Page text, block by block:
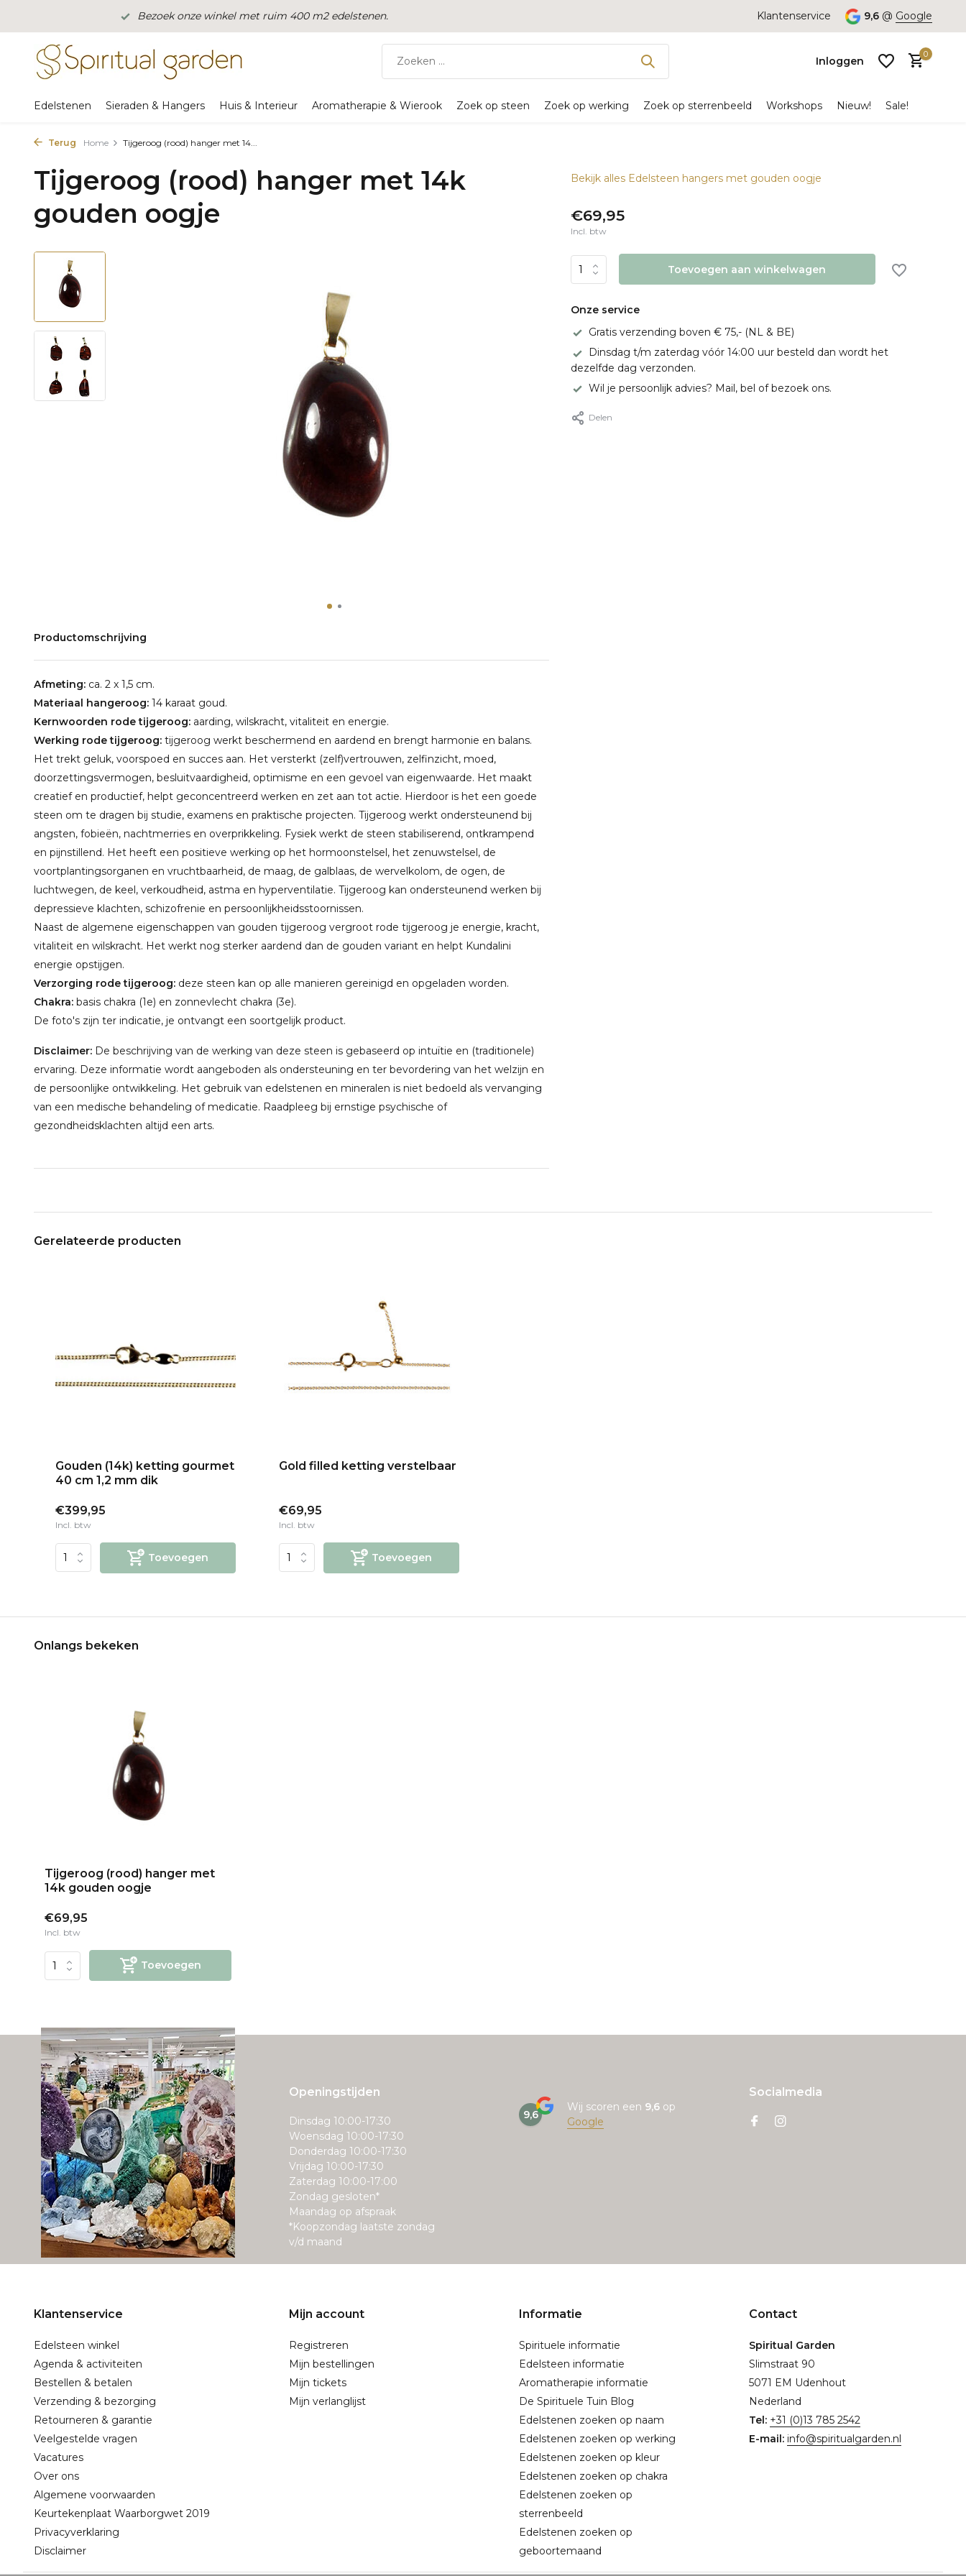
Bezoek onze winkel met ruim 400 m2 edelstenen. Klantenservice 9,6 @ Google
Inloggen
Account
0
Edelstenen Sieraden & Hangers Huis & Interieur Aromatherapie & Wierook Zoek op steen Zoek op werking Zoek op sterrenbeeld Workshops Nieuw! Sale!
Terug Home Tijgeroog (rood) hanger met 14...
Tijgeroog (rood) hanger met 14k
gouden oogje
Productomschrijving
Afmeting: ca. 2 x 1,5 cm.
Materiaal hangeroog: 14 karaat goud.
Kernwoorden rode tijgeroog: aarding, wilskracht, vitaliteit en energie.
Werking rode tijgeroog: tijgeroog werkt beschermend en aardend en brengt harmonie en balans.
Het trekt geluk, voorspoed en succes aan. Het versterkt (zelf)vertrouwen, zelfinzicht, moed,
doorzettingsvermogen, besluitvaardigheid, optimisme en een gevoel van eigenwaarde. Het maakt
creatief en productief, helpt geconcentreerd werken en zet aan tot actie. Hierdoor is het een goede
steen om te dragen bij studie, examens en praktische projecten. Tijgeroog werkt ondersteunend bij
angsten, fobieën, nachtmerries en overprikkeling. Fysiek werkt de steen stabiliserend, ontkrampend
en pijnstillend. Het heeft een positieve werking op het hormoonstelsel, het zenuwstelsel, de
voortplantingsorganen en vruchtbaarheid, de maag, de galblaas, de wervelkolom, de ogen, de
luchtwegen, de keel, verkoudheid, astma en hyperventilatie. Tijgeroog kan ondersteunend werken bij
depressieve klachten, schizofrenie en persoonlijkheidsstoornissen.
Naast de algemene eigenschappen van gouden tijgeroog vergroot rode tijgeroog je energie, kracht,
vitaliteit en wilskracht. Het werkt nog sterker aardend dan de gouden variant en helpt Kundalini
energie opstijgen.
Verzorging rode tijgeroog: deze steen kan op alle manieren gereinigd en opgeladen worden.
Chakra: basis chakra (1e) en zonnevlecht chakra (3e).
De foto's zijn ter indicatie, je ontvangt een soortgelijk product.
Disclaimer: De beschrijving van de werking van deze steen is gebaseerd op intuïtie en (traditionele)
ervaring. Deze informatie wordt aangeboden als ondersteuning en ter bevordering van het welzijn en
de persoonlijke ontwikkeling. Het gebruik van edelstenen en mineralen is niet bedoeld als vervanging
van een medische behandeling of medicatie. Raadpleeg bij ernstige psychische of
gezondheidsklachten altijd een arts.
Bekijk alles Edelsteen hangers met gouden oogje
€69,95
Incl. btw
Toevoegen aan winkelwagen
Onze service
Gratis verzending boven € 75,- (NL & BE)
Dinsdag t/m zaterdag vóór 14:00 uur besteld dan wordt het
dezelfde dag verzonden.
Wil je persoonlijk advies? Mail, bel of bezoek ons.
Delen
Gerelateerde producten
Gouden (14k) ketting gourmet
40 cm 1,2 mm dik
€399,95
Incl. btw
Toevoegen
Gold filled ketting verstelbaar
€69,95
Incl. btw
Toevoegen
Onlangs bekeken
Tijgeroog (rood) hanger met
14k gouden oogje
€69,95
Incl. btw
Toevoegen
Openingstijden
Dinsdag 10:00-17:30
Woensdag 10:00-17:30
Donderdag 10:00-17:30
Vrijdag 10:00-17:30
Zaterdag 10:00-17:00
Zondag gesloten*
Maandag op afspraak
*Koopzondag laatste zondag
v/d maand
9,6
Wij scoren een 9,6 op
Google
Socialmedia
Klantenservice
Edelsteen winkel
Agenda & activiteiten
Bestellen & betalen
Verzending & bezorging
Retourneren & garantie
Veelgestelde vragen
Vacatures
Over ons
Algemene voorwaarden
Keurtekenplaat Waarborgwet 2019
Privacyverklaring
Disclaimer
Mijn account
Registreren
Mijn bestellingen
Mijn tickets
Mijn verlanglijst
Informatie
Spirituele informatie
Edelsteen informatie
Aromatherapie informatie
De Spirituele Tuin Blog
Edelstenen zoeken op naam
Edelstenen zoeken op werking
Edelstenen zoeken op kleur
Edelstenen zoeken op chakra
Edelstenen zoeken op
sterrenbeeld
Edelstenen zoeken op
geboortemaand
Contact
Spiritual Garden
Slimstraat 90
5071 EM Udenhout
Nederland
Tel: +31 (0)13 785 2542
E-mail: info@spiritualgarden.nl